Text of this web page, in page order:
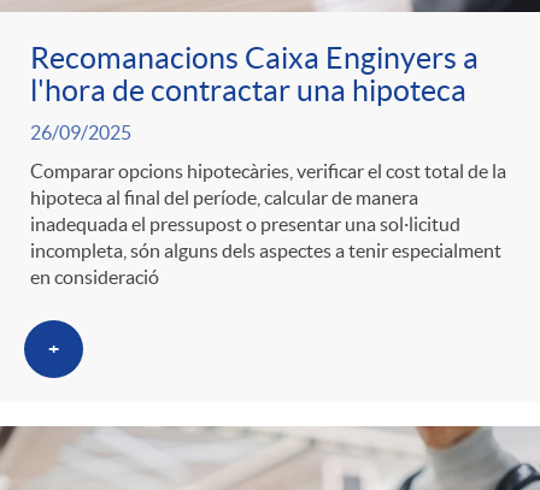
Recomanacions Caixa Enginyers a
l'hora de contractar una hipoteca
26/09/2025
Comparar opcions hipotecàries, verificar el cost total de la
hipoteca al final del període, calcular de manera
inadequada el pressupost o presentar una sol·licitud
incompleta, són alguns dels aspectes a tenir especialment
en consideració
+